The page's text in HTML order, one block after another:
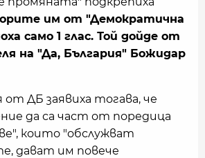
им от "Демократична
само 1 глас. Той дойде от
на "Да, България" Божидар
от ДБ заявиха тогава, че
да са част от поредица
които "обслужват
дават им повече